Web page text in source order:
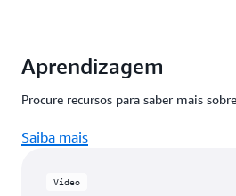
Aprendizagem
Procure recursos para saber mais
Saiba mais
Vídeo